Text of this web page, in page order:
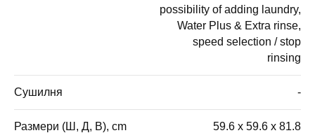
possibility of adding laundry,
Water Plus & Extra rinse,
speed selection / stop
rinsing
Сушилня -
Размери (Ш, Д, В), cm 59.6 x 59.6 x 81.8